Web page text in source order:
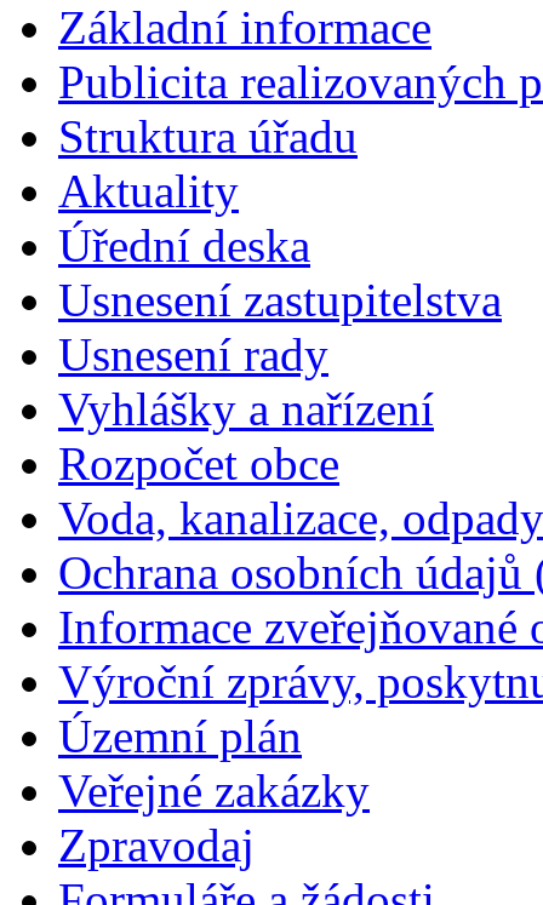
Základní informace
Publicita realizovaných
Struktura úřadu
Aktuality
Úřední deska
Usnesení zastupitelstva
Usnesení rady
Vyhlášky a nařízení
Rozpočet obce
Voda, kanalizace, odpady
Ochrana osobních údajů
Informace zveřejňované
Výroční zprávy,
Územní plán
Veřejné zakázky
Zpravodaj